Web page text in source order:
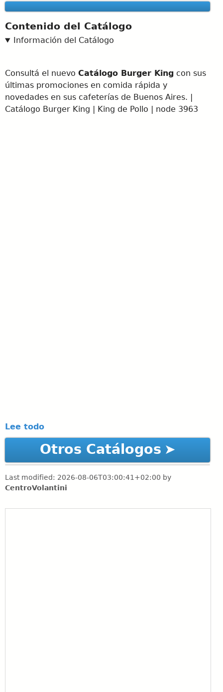
Contenido del Catálogo
Información del Catálogo
Consultá el nuevo Catálogo Burger King con sus
últimas promociones en comida rápida y
novedades en sus cafeterías de Buenos Aires. |
Catálogo Burger King | King de Pollo | node 3963
Lee todo
Otros Catálogos
Last modified: 2026-08-06T03:00:41+02:00 by
CentroVolantini